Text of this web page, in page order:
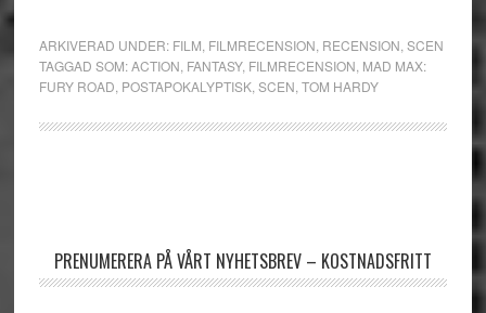
ARKIVERAD UNDER: FILM FILMRECENSION RECENSION SCEN
TAGGAD SOM:ACTION FANTASY, FILMRECENSION MAD MAX:
FURY ROAD POSTAPOKALYPTISK, SCEN TOM HARDY
PRENUMERERA PÅ VÅRT NYHETSBREV – KOSTNADSFRITT